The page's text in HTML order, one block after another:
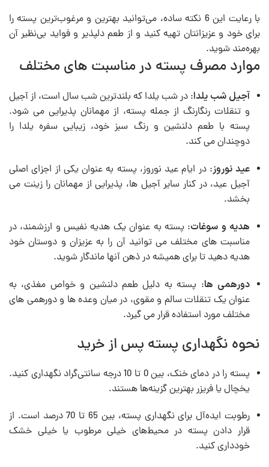
با رعایت این 6 نکته ساده، می‌توانید بهترین و مرغوب‌ترین پسته را
برای خود و عزیزانتان تهیه کنید و از طعم دلپذیر و فواید بی‌نظیر آن
بهره‌مند شوید.
موارد مصرف پسته در مناسبت های مختلف
آجیل شب یلدا: در شب یلدا که بلندترین شب سال است، از آجیل
و تنقلات رنگارنگ از جمله پسته، از مهمانان پذیرایی می شود.
پسته با طعم دلنشین و رنگ سبز خود، زیبایی سفره یلدا را
دوچندان می کند.
عید نوروز: در ایام عید نوروز، پسته به عنوان یکی از اجزای اصلی
آجیل عید، در کنار سایر آجیل ها، پذیرایی از مهمانان را زینت می
بخشد.
هدیه و سوغات: پسته به عنوان یک هدیه نفیس و ارزشمند، در
مناسبت های مختلف می توانید آن را به عزیزان و دوستان خود
هدیه دهید تا برای همیشه در ذهن آنها ماندگار شوید.
دورهمی ها: پسته به دلیل طعم دلنشین و خواص مغذی، به
عنوان یک تنقلات سالم و مقوی، در میان وعده ها و دورهمی های
مختلف مورد استفاده قرار می گیرد.
نحوه نگهداری پسته پس از خرید
پسته را در دمای خنک، بین 0 تا 10 درجه سانتی‌گراد نگهداری کنید.
یخچال یا فریزر بهترین گزینه‌ها هستند.
رطوبت ایده‌آل برای نگهداری پسته، بین 65 تا 70 درصد است. از
قرار دادن پسته در محیط‌های خیلی مرطوب یا خیلی خشک
خودداری کنید.